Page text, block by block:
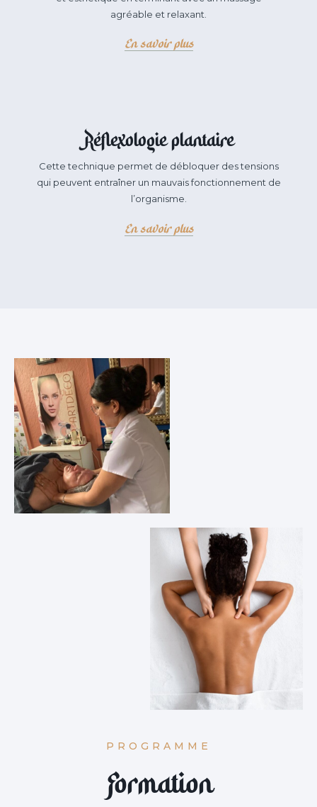
agréable et relaxant.
En savoir plus
Réflexologie plantaire
Cette technique permet de débloquer des tensions
qui peuvent entraîner un mauvais fonctionnement de
l’organisme.
En savoir plus
PROGRAMME
Formation